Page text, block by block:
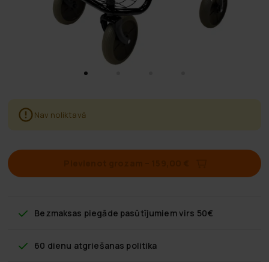
Nav noliktavā
Bezmaksas piegāde pasūtījumiem virs 50€
60 dienu atgriešanas politika